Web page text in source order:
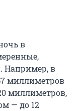
в
Например, в
миллиметров
миллиметров,
— до 12